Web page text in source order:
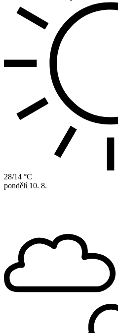
28/14 °C
pondělí 10. 8.